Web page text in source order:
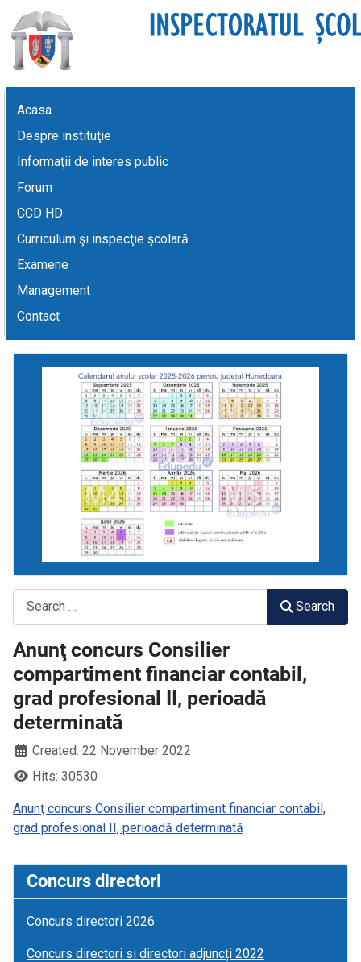
Acasa
Despre instituţie
Informaţii de interes public
Forum
CCD HD
Curriculum şi inspecţie şcolară
Examene
Management
Contact
Search
Anunţ concurs Consilier
compartiment financiar contabil,
grad profesional II, perioadă
determinată
Created: 22 November 2022
Hits: 30530
Anunţ concurs Consilier compartiment financiar contabil,
grad profesional II, perioadă determinată
Concurs directori
Concurs directori 2026
Concurs directori si directori adjuncți 2022